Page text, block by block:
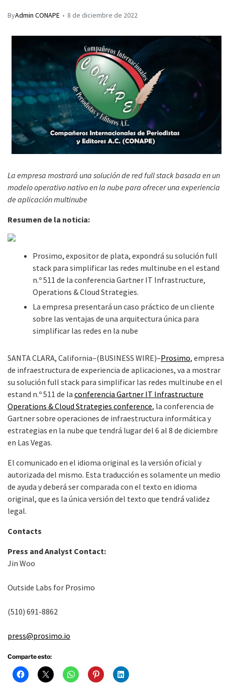
ByAdmin CONAPE 8 de diciembre de 2022
La empresa mostrará una solución de red full stack basada en un
modelo operativo nativo en la nube para ofrecer una experiencia
de aplicación multinube
Resumen de la noticia:
Prosimo, expositor de plata, expondrá su solución full
stack para simplificar las redes multinube en el estand
n.º 511 de la conferencia Gartner IT Infrastructure,
Operations & Cloud Strategies.
La empresa presentará un caso práctico de un cliente
sobre las ventajas de una arquitectura única para
simplificar las redes en la nube
SANTA CLARA, California–(BUSINESS WIRE)–Prosimo, empresa
de infraestructura de experiencia de aplicaciones, va a mostrar
su solución full stack para simplificar las redes multinube en el
estand n.º 511 de la conferencia Gartner IT Infrastructure
Operations & Cloud Strategies conference, la conferencia de
Gartner sobre operaciones de infraestructura informática y
estrategias en la nube que tendrá lugar del 6 al 8 de diciembre
en Las Vegas.
El comunicado en el idioma original es la versión oficial y
autorizada del mismo. Esta traducción es solamente un medio
de ayuda y deberá ser comparada con el texto en idioma
original, que es la única versión del texto que tendrá validez
legal.
Contacts
Press and Analyst Contact:
Jin Woo
Outside Labs for Prosimo
(510) 691-8862
press@prosimo.io
Comparte esto: